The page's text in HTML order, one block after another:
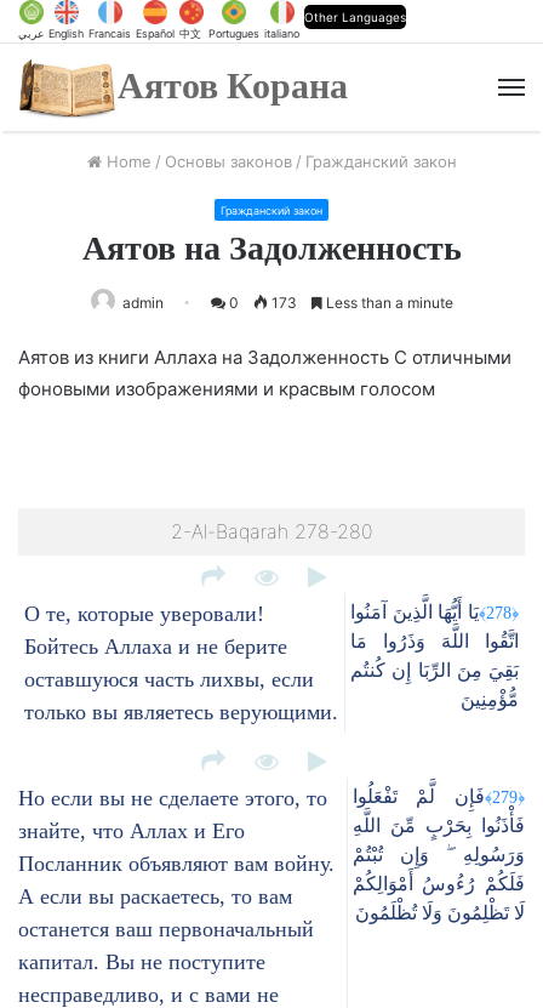
عربي English Francais Español 中文 Portugues italiano
Other Languages
Аятов Корана
Home / Основы законов / Гражданский закон
Гражданский закон
Аятов на Задолженность
admin 0 173 Less than a minute
Аятов из книги Аллаха на Задолженность С отличными
фоновыми изображениями и красвым голосом
2-Al-Baqarah 278-280
О те, которые уверовали!
Бойтесь Аллаха и не берите
оставшуюся часть лихвы, если
только вы являетесь верующими.
﴿278﴾
يَا أَيُّهَا الَّذِينَ آمَنُوا
اتَّقُوا اللَّهَ وَذَرُوا مَا
بَقِيَ مِنَ الرِّبَا إِن كُنتُم
مُّؤْمِنِينَ
Но если вы не сделаете этого, то
знайте, что Аллах и Его
Посланник объявляют вам войну.
А если вы раскаетесь, то вам
останется ваш первоначальный
капитал. Вы не поступите
несправедливо, и с вами не
﴿279﴾
فَإِن لَّمْ تَفْعَلُوا
فَأْذَنُوا بِحَرْبٍ مِّنَ اللَّهِ
وَرَسُولِهِ ۖ وَإِن تُبْتُمْ
فَلَكُمْ رُءُوسُ أَمْوَالِكُمْ
لَا تَظْلِمُونَ وَلَا تُظْلَمُونَ